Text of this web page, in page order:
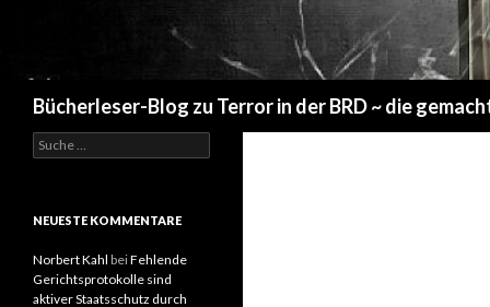
Bücherleser-Blog zu Terror in der BRD ~ die
u
e
a
c
h
NEUESTE KOMMENTARE
Norbert Kahl beiFehlende
Gerichtsprotokolle sind
aktiver Staatsschutz durch